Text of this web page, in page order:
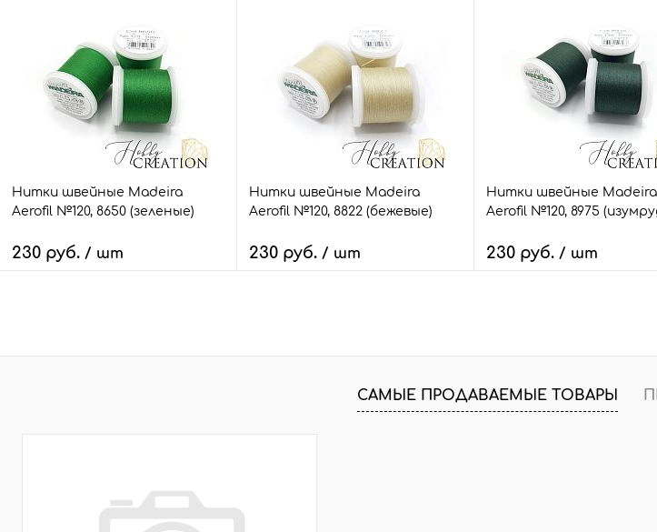
Быстрый заказ
Сравнить
В избранное
9 шт.
Размер:
Быстрый заказ
Сравнить
В избранное
7 шт.
Размер:
Быстрый заказ
В избранное
2 шт.
Размер:
Нитки швейные Madeira
Aerofil №120, 8650 (зеленые)
230 руб. / шт
Быстрый заказ
Сравнить
Нитки швейные Madeira
Aerofil №120, 8822 (бежевые)
230 руб. / шт
Быстрый заказ
Сравнить
Нитки швейные Madeira
Aerofil №120, 8975
230 руб. / шт
Быстрый заказ
Размер:
САМЫЕ ПРОДАВАЕМЫЕ ТОВАРЫ